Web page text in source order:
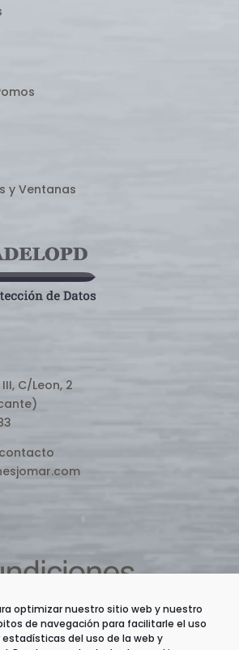
optimizar nuestro sitio web y nuestro
de navegación para facilitarle el uso
del uso de la web y
y Ventanas
C/Leon, 2